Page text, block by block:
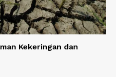
Kekeringan dan